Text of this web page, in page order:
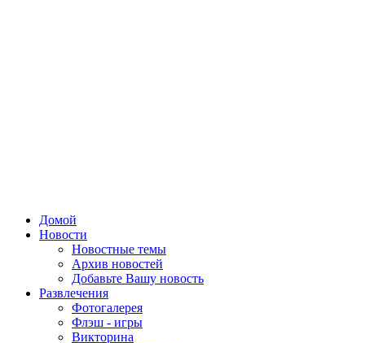
Домой
Новости
Новостные темы
Архив новостей
Добавьте Вашу новость
Развлечения
Фотогалерея
Флэш - игры
Викторина